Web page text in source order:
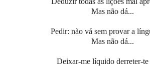
Mas não dá...
Pedir: não vá sem provar a
Mas não dá...
Deixar-me líquido derreter-te